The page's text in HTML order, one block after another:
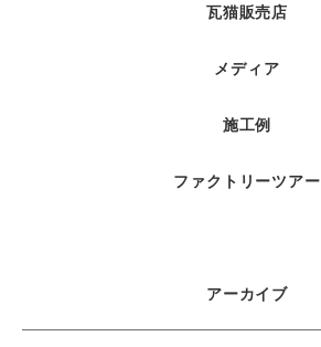
瓦猫販売店
メディア
施工例
ファクトリーツアー
アーカイブ